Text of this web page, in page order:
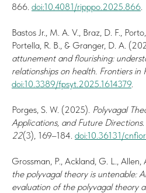
866. doi:10.4081/ripppo.2025.866
Bastos Jr., M. A. V., Braz, D. F.,
Portella, R. B., & Granger, D. A.
attunement and flourishing:
relationships on health Frontiers in
doi:10.3389/fpsyt.2025.1614379
Porges, S. W. (2025). Polyvagal
Applications, and Future Directions.
22(3), 169–184. doi:10.36131/
Grossman, P., Ackland, G. L.,
the polyvagal theory is untenable:
evaluation of the polyvagal theory